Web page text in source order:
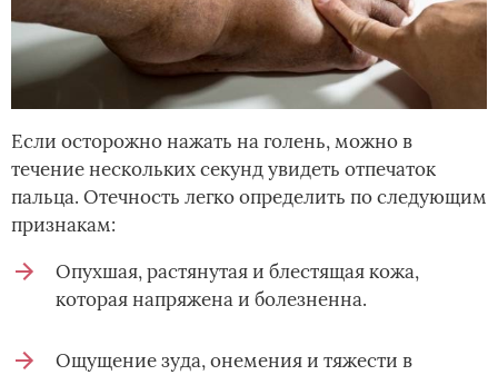
Если осторожно нажать на голень, можно в
течение нескольких секунд увидеть отпечаток
пальца. Отечность легко определить по следующим
признакам:
Опухшая, растянутая и блестящая кожа,
которая напряжена и болезненна.
Ощущение зуда, онемения и тяжести в